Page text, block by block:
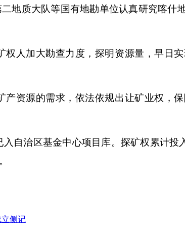
地质大队等国有地勘单位认真研究喀什
权人加大勘查力度，探明资源量，早日
产资源的需求，依法依规出让矿业权，
入自治区基金中心项目库。探矿权累计投
侧记